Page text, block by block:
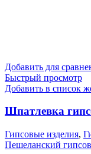
Добавить для
Быстрый просмотр
Добавить в список
Шпатлевка
Гипсовые изделия,
Пешеланский